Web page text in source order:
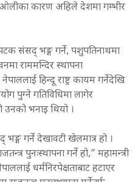
ओलीका कारण अहिले देशमा गम्भीर
संसद् भङ्ग गर्ने, पशुपतिनाथमा
राममन्दिर स्थापना
हिन्दू राष्ट्र कायम गर्नेदेखि
पुग्ने गतिविधिमा लागेर
उनको भनाइ थियो ।
भङ्ग गर्ने देखावटी खेलमात्र हो ।
पुनःस्थापना गर्ने हो,” महामन्त्री
धर्मनिरपेक्षताबाट हटाएर